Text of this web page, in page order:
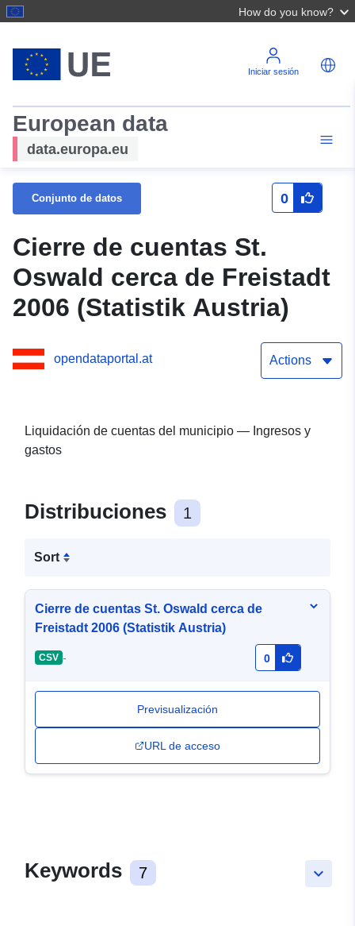
How do you know?
Iniciar sesión
European data
data.europa.eu
Conjunto de datos 0
Cierre de cuentas St.
Oswald cerca de Freistadt
2006 (Statistik Austria)
opendataportal.at Actions
Liquidación de cuentas del municipio — Ingresos y
gastos
Distribuciones 1
Sort
Cierre de cuentas St. Oswald cerca de
Freistadt 2006 (Statistik Austria)
CSV - 0
Previsualización
URL de acceso
keyboard_arrow_down
Keywords 7